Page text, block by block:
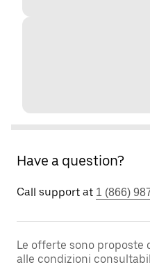
Have a question?
Call support at 1 (866)
Le offerte sono proposte
alle condizioni